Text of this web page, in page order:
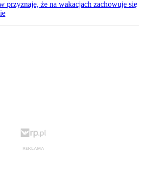
przyznaje, że na wakacjach zachowuje się